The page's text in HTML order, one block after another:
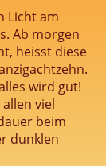
Licht am
Ab morgen
heisst diese
wird gut!
viel
beim
dunklen